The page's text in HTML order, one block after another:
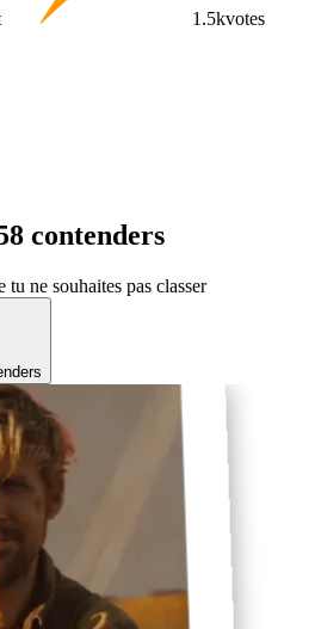
1.5kvotes
contenders
tu ne souhaites pas classer